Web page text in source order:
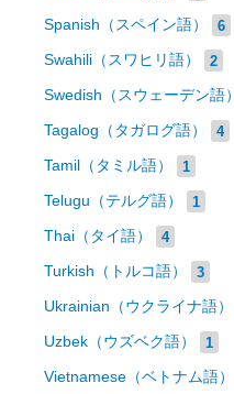
Spanish（スペイン語） 6
Swahili（スワヒリ語） 2
Swedish（スウェーデン語）
Tagalog（タガログ語） 4
Tamil（タミル語） 1
Telugu（テルグ語） 1
Thai（タイ語） 4
Turkish（トルコ語） 3
Ukrainian（ウクライナ語）
Uzbek（ウズベク語） 1
Vietnamese（ベトナム語）